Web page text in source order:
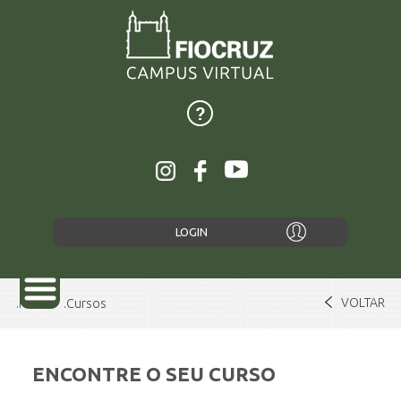
LOGIN
SOBRE
Home Cursos VOLTAR
ENCONTRE O SEU CURSO